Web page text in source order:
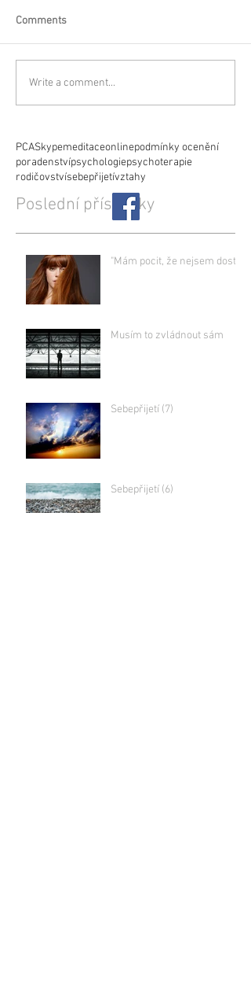
Comments
Write a comment...
PCASkypemeditaceonlinepodmínky ocenění
poradenstvípsychologiepsychoterapie
rodičovstvísebepřijetívztahy
Poslední příspěvky
"Mám pocit, že nejsem dost..."
Musím to zvládnout sám
Sebepřijetí (7)
Sebepřijetí (6)